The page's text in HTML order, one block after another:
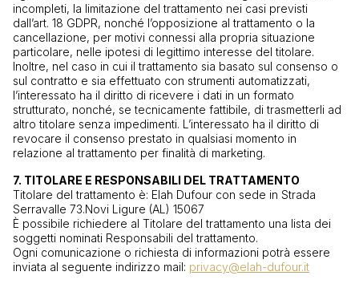
incompleti, la limitazione del trattamento nei casi previsti
dall’art. 18 GDPR, nonché l’opposizione al trattamento o la
cancellazione, per motivi connessi alla propria situazione
particolare, nelle ipotesi di legittimo interesse del titolare.
Inoltre, nel caso in cui il trattamento sia basato sul consenso o
sul contratto e sia effettuato con strumenti automatizzati,
l’interessato ha il diritto di ricevere i dati in un formato
strutturato, nonché, se tecnicamente fattibile, di trasmetterli ad
altro titolare senza impedimenti. L’interessato ha il diritto di
revocare il consenso prestato in qualsiasi momento in
relazione al trattamento per finalità di marketing.
7. TITOLARE E RESPONSABILI DEL TRATTAMENTO
Titolare del trattamento è: Elah Dufour con sede in Strada
Serravalle 73.Novi Ligure (AL) 15067
È possibile richiedere al Titolare del trattamento una lista dei
soggetti nominati Responsabili del trattamento.
Ogni comunicazione o richiesta di informazioni potrà essere
inviata al seguente indirizzo mail: privacy@elah-dufour.it